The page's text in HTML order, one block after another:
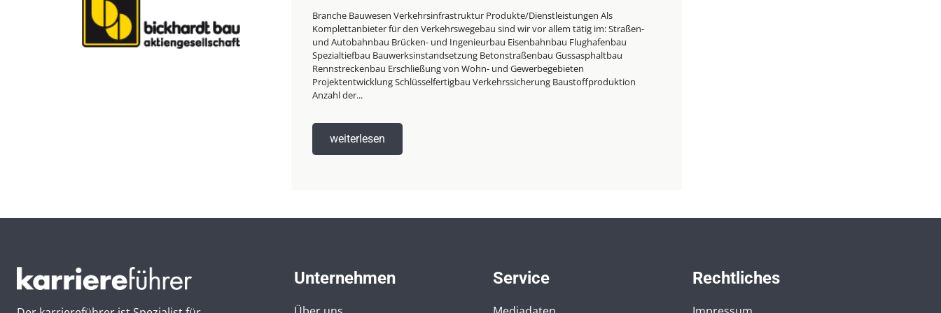
Branche Bauwesen Verkehrsinfrastruktur Produkte/Dienstleistungen Als
Komplettanbieter für den Verkehrswegebau sind wir vor allem tätig im: Straßen-
und Autobahnbau Brücken- und Ingenieurbau Eisenbahnbau Flughafenbau
Spezialtiefbau Bauwerksinstandsetzung Betonstraßenbau Gussasphaltbau
Rennstreckenbau Erschließung von Wohn- und Gewerbegebieten
Projektentwicklung Schlüsselfertigbau Verkehrssicherung Baustoffproduktion
Anzahl der...
weiterlesen
Unternehmen Service Rechtliches